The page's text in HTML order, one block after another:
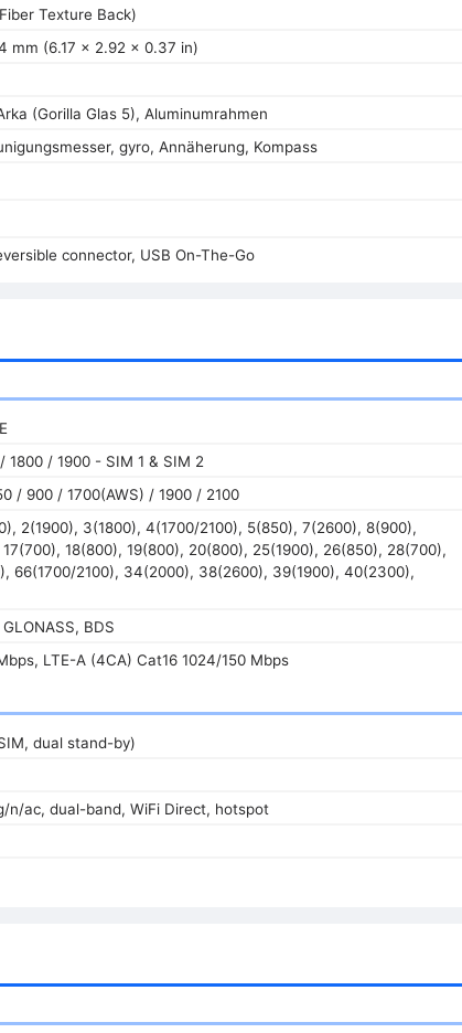
Texture Back)
mm (6.17 x 2.92 x 0.37 in)
(Gorilla Glas 5), Aluminumrahmen
gyro, Annäherung, Kompass
connector, USB On-The-Go
1800 / 1900 - SIM 1 & SIM 2
/ 900 / 1700(AWS) / 1900 / 2100
2(1900), 3(1800), 4(1700/2100), 5(850), 7(2600), 8(900),
18(800), 19(800), 20(800), 25(1900), 26(850), 28(700),
66(1700/2100), 34(2000), 38(2600), 39(1900), 40(2300),
BDS
LTE-A (4CA) Cat16 1024/150 Mbps
dual stand-by)
n/ac, dual-band, WiFi Direct, hotspot